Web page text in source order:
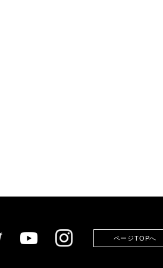
ページTOPへ